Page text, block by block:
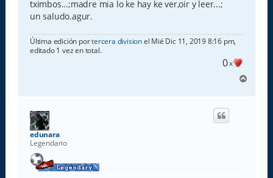
tximbos...;madre mia lo ke hay ke ver,oir y leer...;
un saludo.agur.
Última edición portercera divisionel Mié Dic 11, 2019 8:16 pm,
editado 1 vez en total.
0x
r
edunara
Legendario